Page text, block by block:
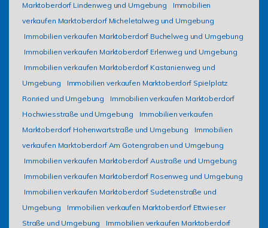
Marktoberdorf Lindenweg und Umgebung
Immobilien
verkaufen Marktoberdorf Micheletalweg und Umgebung
Immobilien verkaufen Marktoberdorf Buchelweg und Umgebung
Immobilien verkaufen Marktoberdorf Erlenweg und Umgebung
Immobilien verkaufen Marktoberdorf Kastanienweg und
Umgebung
Immobilien verkaufen Marktoberdorf Spielplatz
Ronried und Umgebung
Immobilien verkaufen Marktoberdorf
Hochwiesstraße und Umgebung
Immobilien verkaufen
Marktoberdorf Hohenwartstraße und Umgebung
Immobilien
verkaufen Marktoberdorf Am Gotengraben und Umgebung
Immobilien verkaufen Marktoberdorf Austraße und Umgebung
Immobilien verkaufen Marktoberdorf Rosenweg und Umgebung
Immobilien verkaufen Marktoberdorf Sudetenstraße und
Umgebung
Immobilien verkaufen Marktoberdorf Ettwieser
Straße und Umgebung
Immobilien verkaufen Marktoberdorf